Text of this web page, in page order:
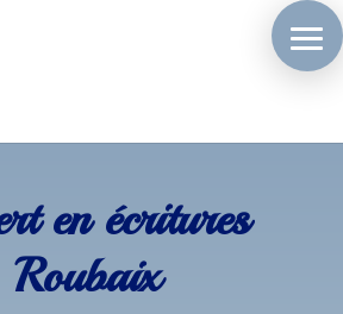
en écritures
Roubaix